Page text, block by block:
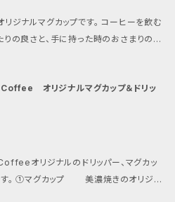
ジナルマグカップです。 コーヒーを飲む
りの良さと、手に持った時のおさまりの良
オリジナルマグカップ＆ドリッ
オリジナルのドリッパー、マグカッ
す。 ①マグカップ 美濃焼きのオリジナ